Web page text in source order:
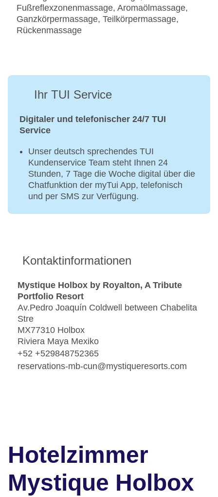
Fußreflexzonenmassage, Aromaölmassage,
Ganzkörpermassage, Teilkörpermassage,
Rückenmassage
Ihr TUI Service
Digitaler und telefonischer 24/7 TUI
Service
Unser deutsch sprechendes TUI
Kundenservice Team steht Ihnen 24
Stunden, 7 Tage die Woche digital über die
Chatfunktion der myTui App, telefonisch
und per SMS zur Verfügung.
Kontaktinformationen
Mystique Holbox by Royalton, A Tribute
Portfolio Resort
Av.Pedro Joaquín Coldwell between Chabelita
Stre
MX77310 Holbox
Riviera Maya Mexiko
+52 +529848752365
reservations-mb-cun@mystiqueresorts.com
Hotelzimmer
Mystique Holbox